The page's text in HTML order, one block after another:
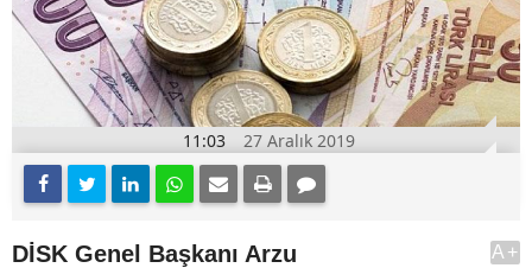
11:03 27 Aralık 2019
DİSK Genel Başkanı Arzu
A+